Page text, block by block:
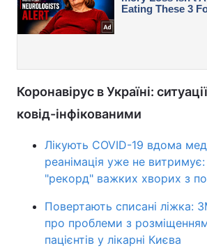
Коронавірус в Україні:
ковід-інфікованими
Лікують COVID-19 вдома
реанімація уже не витримує:
"рекорд" важких хворих з
Повертають списані ліжка:
про проблеми з
пацієнтів у лікарні Києва